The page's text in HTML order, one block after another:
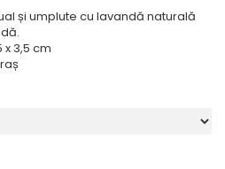
și umplute cu lavandă naturală
3,5 cm